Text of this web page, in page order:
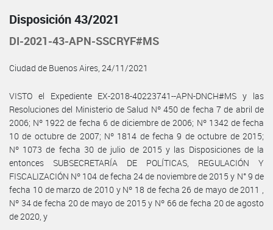
Disposición 43/2021
DI-2021-43-APN-SSCRYF#MS
Ciudad de Buenos Aires, 24/11/2021
VISTO el Expediente EX-2018-40223741--APN-DNCH#MS y las
Resoluciones del Ministerio de Salud Nº 450 de fecha 7 de abril de
2006; Nº 1922 de fecha 6 de diciembre de 2006; Nº 1342 de fecha
10 de octubre de 2007; Nº 1814 de fecha 9 de octubre de 2015;
Nº 1073 de fecha 30 de julio de 2015 y las Disposiciones de la
entonces SUBSECRETARÍA DE POLÍTICAS, REGULACIÓN Y
FISCALIZACIÓN Nº 104 de fecha 24 de noviembre de 2015 y N° 9 de
fecha 10 de marzo de 2010 y Nº 18 de fecha 26 de mayo de 2011 ,
Nº 34 de fecha 20 de mayo de 2015 y Nº 66 de fecha 20 de agosto
de 2020, y